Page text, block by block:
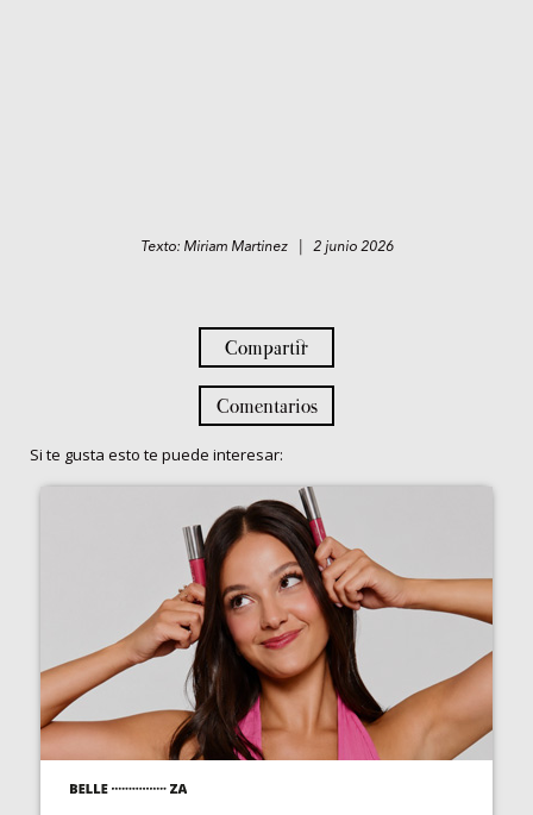
Texto: Miriam Martinez | 2 junio 2026
Compartir
Comentarios
Si te gusta esto te puede interesar: